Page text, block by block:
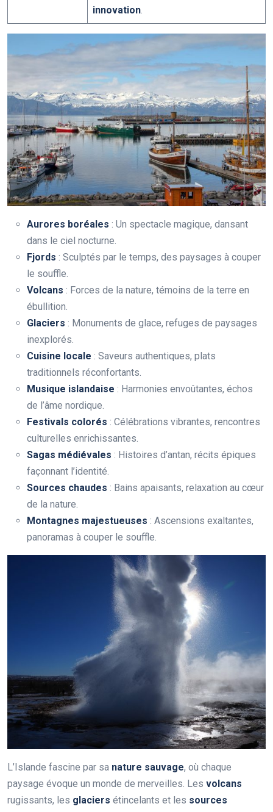
innovation.
Aurores boréales : Un spectacle magique, dansant
dans le ciel nocturne.
Fjords : Sculptés par le temps, des paysages à couper
le souffle.
Volcans : Forces de la nature, témoins de la terre en
ébullition.
Glaciers : Monuments de glace, refuges de paysages
inexplorés.
Cuisine locale : Saveurs authentiques, plats
traditionnels réconfortants.
Musique islandaise : Harmonies envoûtantes, échos
de l’âme nordique.
Festivals colorés : Célébrations vibrantes, rencontres
culturelles enrichissantes.
Sagas médiévales : Histoires d’antan, récits épiques
façonnant l’identité.
Sources chaudes : Bains apaisants, relaxation au cœur
de la nature.
Montagnes majestueuses : Ascensions exaltantes,
panoramas à couper le souffle.
L’Islande fascine par sa nature sauvage, où chaque
paysage évoque un monde de merveilles. Les volcans
rugissants, les glaciers étincelants et les sources